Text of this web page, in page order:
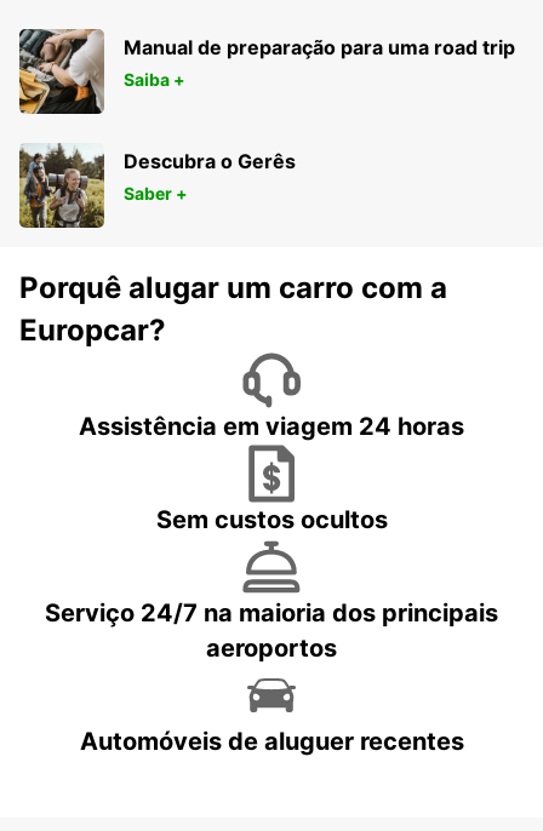
Manual de preparação para uma road trip
Saiba +
Descubra o Gerês
Saber +
Porquê alugar um carro com a
Europcar?
Assistência em viagem 24 horas
Sem custos ocultos
Serviço 24/7 na maioria dos principais
aeroportos
Automóveis de aluguer recentes